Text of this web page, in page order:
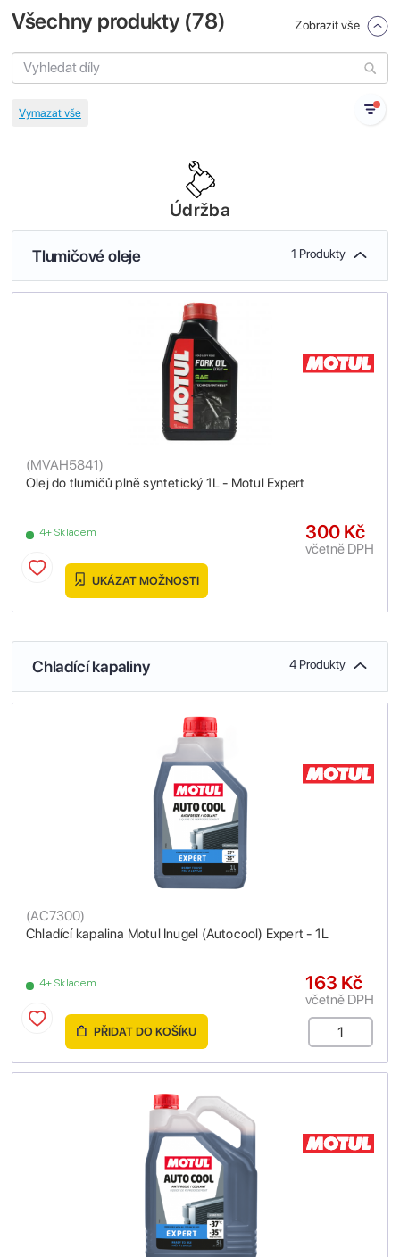
Všechny produkty (78) Zobrazit vše
Údržba
Tlumičové oleje 1 Produkty
Olej do tlumičů plně syntetický 1L - Motul Expert
(MVAH5841)
4+ Skladem 300 Kč
včetně DPH
UKÁZAT MOŽNOSTI
Chladící kapaliny 4 Produkty
Chladící kapalina Motul Inugel (Autocool) Expert - 1L
(AC7300)
4+ Skladem 163 Kč
včetně DPH
PŘIDAT DO KOŠÍKU